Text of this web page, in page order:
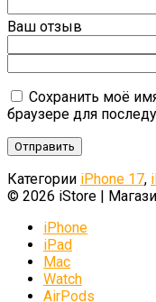
Ваш отзыв
Сохранить моё
браузере для
Категории iPhone 17,
© 2026 iStore |
iPhone
iPad
Mac
Watch
AirPods